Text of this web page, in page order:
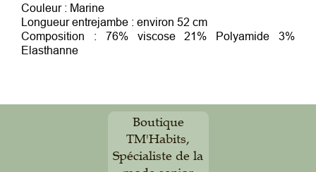
Couleur : Marine
Longueur entrejambe : environ 52 cm
Composition : 76% viscose 21% Polyamide 3%
Elasthanne
Boutique
TM'Habits,
Spécialiste de la